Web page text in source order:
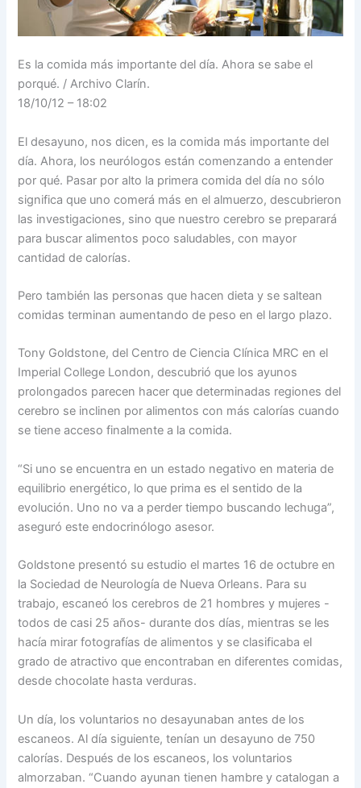
Es la comida más importante del día. Ahora se sabe el
porqué. / Archivo Clarín.
18/10/12 – 18:02
El desayuno, nos dicen, es la comida más importante del
día. Ahora, los neurólogos están comenzando a entender
por qué. Pasar por alto la primera comida del día no sólo
significa que uno comerá más en el almuerzo, descubrieron
las investigaciones, sino que nuestro cerebro se preparará
para buscar alimentos poco saludables, con mayor
cantidad de calorías.
Pero también las personas que hacen dieta y se saltean
comidas terminan aumentando de peso en el largo plazo.
Tony Goldstone, del Centro de Ciencia Clínica MRC en el
Imperial College London, descubrió que los ayunos
prolongados parecen hacer que determinadas regiones del
cerebro se inclinen por alimentos con más calorías cuando
se tiene acceso finalmente a la comida.
“Si uno se encuentra en un estado negativo en materia de
equilibrio energético, lo que prima es el sentido de la
evolución. Uno no va a perder tiempo buscando lechuga”,
aseguró este endocrinólogo asesor.
Goldstone presentó su estudio el martes 16 de octubre en
la Sociedad de Neurología de Nueva Orleans. Para su
trabajo, escaneó los cerebros de 21 hombres y mujeres -
todos de casi 25 años- durante dos días, mientras se les
hacía mirar fotografías de alimentos y se clasificaba el
grado de atractivo que encontraban en diferentes comidas,
desde chocolate hasta verduras.
Un día, los voluntarios no desayunaban antes de los
escaneos. Al día siguiente, tenían un desayuno de 750
calorías. Después de los escaneos, los voluntarios
almorzaban. “Cuando ayunan tienen hambre y catalogan a